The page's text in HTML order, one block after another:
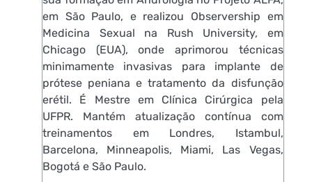
em São Paulo, e realizou Observership em
Medicina Sexual na Rush University, em
Chicago (EUA), onde aprimorou técnicas
minimamente invasivas para implante de
prótese peniana e tratamento da disfunção
erétil. É Mestre em Clínica Cirúrgica pela
UFPR. Mantém atualização contínua com
treinamentos em Londres, Istambul,
Barcelona, Minneapolis, Miami, Las Vegas,
Bogotá e São Paulo.